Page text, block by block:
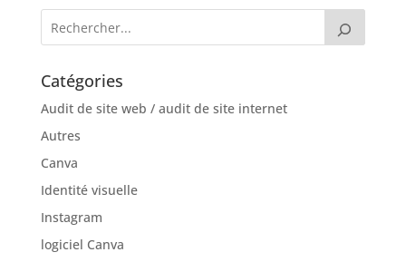
Catégories
Audit de site web / audit de site internet
Autres
Canva
Identité visuelle
Instagram
logiciel Canva